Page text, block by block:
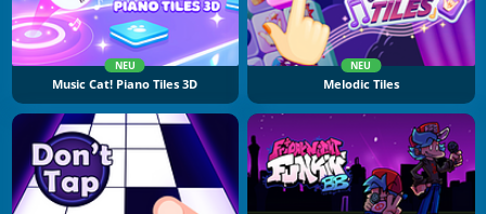
NEU
Music Cat! Piano Tiles 3D
NEU
Melodic Tiles